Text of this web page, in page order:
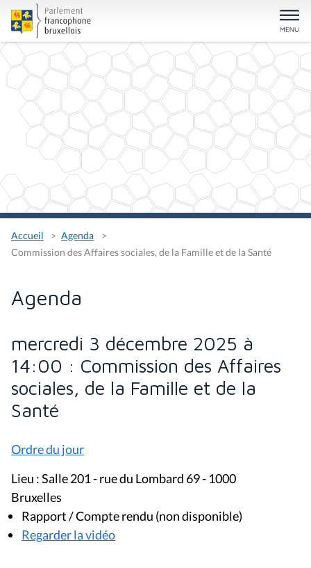
Accueil
Agenda
Commission des Affaires sociales, de la Famille et de la Santé
Agenda
mercredi 3 décembre 2025 à
14:00 : Commission des Affaires
sociales, de la Famille et de la
Santé
Ordre du jour
Lieu : Salle 201 - rue du Lombard 69 - 1000
Bruxelles
Rapport / Compte rendu (non disponible)
Regarder la vidéo